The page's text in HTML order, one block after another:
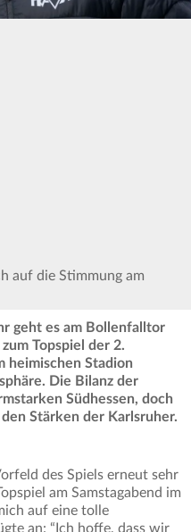
auf die Stimmung am
geht es am Bollenfalltor
Topspiel der 2.
heimischen Stadion
Die Bilanz der
Südhessen, doch
Stärken der Karlsruher.
des Spiels erneut sehr
am Samstagabend im
auf eine tolle
an: “Ich hoffe, dass wir